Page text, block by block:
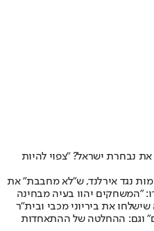
נבחרת ישראל? "צפוי להיות
נגד אירלנד, ש"לא מחבבת" את
"המשחקים יהוו בעיה מבחינה
את ביריוני מכבי ובית"ר
וגם: ההחלטה של ההתאחדות